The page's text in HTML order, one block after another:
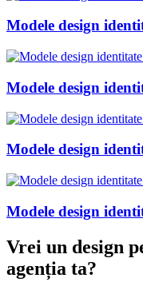
Modele design
Modele design
Modele design
Modele design
Vrei un design
agenția ta?